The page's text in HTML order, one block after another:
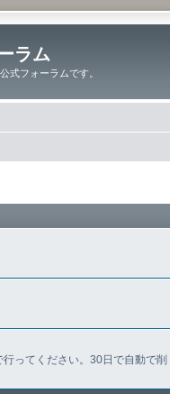
ラム
式フォーラムです。
ってください。30日で自動で削